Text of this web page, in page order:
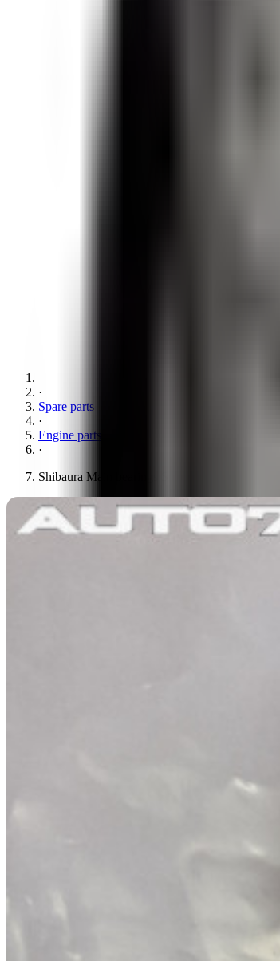
·
Spare parts
·
Engine parts
·
Shibaura Main bearings STD